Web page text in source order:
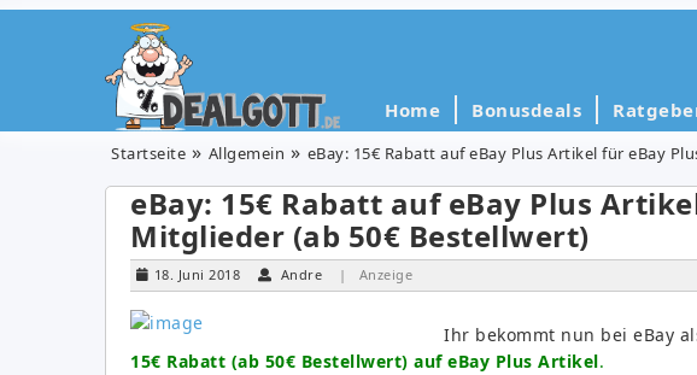
Home Bonusdeals
Startseite Allgemein eBay: 15€ Rabatt auf eBay Plus Artikel für eBay
eBay: 15€ Rabatt auf eBay Plus
Mitglieder (ab 50€ Bestellwert)
18. Juni 2018 Andre | Anzeige
Ihr bekommt nun bei eBay
15€ Rabatt (ab 50€ Bestellwert) auf eBay Plus Artikel.